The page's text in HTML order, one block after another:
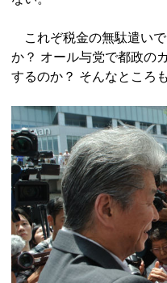
これぞ税金の無駄遣い
か？ オール与党で都政の
するのか？ そんなところ